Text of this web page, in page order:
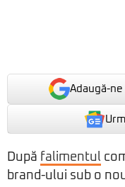
Adaugă-
După falimentul
brand-ului sub o